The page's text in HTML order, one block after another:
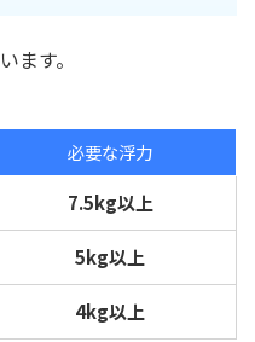
ます。
必要な浮力
7.5kg以上
5kg以上
4kg以上